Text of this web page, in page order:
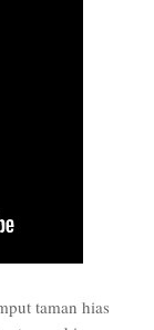
taman hias